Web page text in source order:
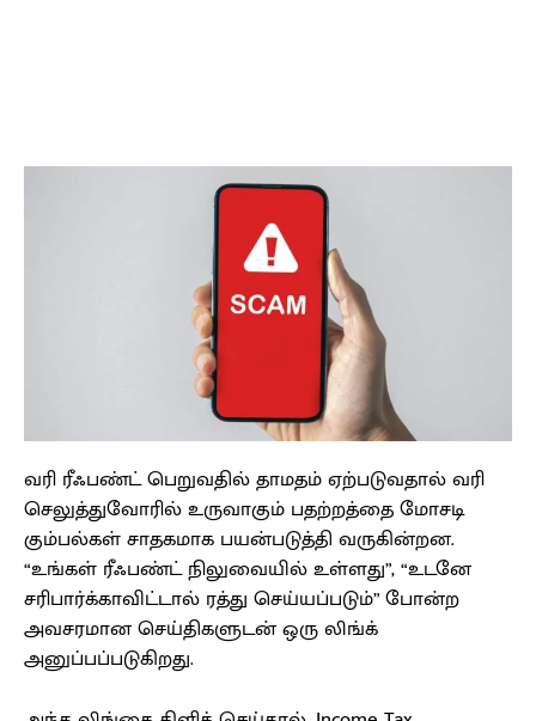
வரி ரீஃபண்ட் பெறுவதில் தாமதம் ஏற்படுவதால் வரி
செலுத்துவோரில் உருவாகும் பதற்றத்தை மோசடி
கும்பல்கள் சாதகமாக பயன்படுத்தி வருகின்றன.
“உங்கள் ரீஃபண்ட் நிலுவையில் உள்ளது”, “உடனே
சரிபார்க்காவிட்டால் ரத்து செய்யப்படும்” போன்ற
அவசரமான செய்திகளுடன் ஒரு லிங்க்
அனுப்பப்படுகிறது.